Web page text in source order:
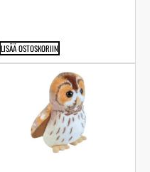
LISÄÄ OSTOSKORIIN